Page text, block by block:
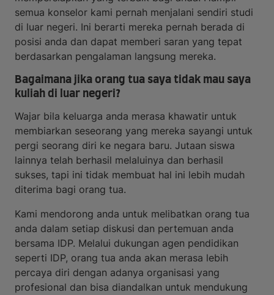
semua konselor kami pernah menjalani sendiri studi
di luar negeri. Ini berarti mereka pernah berada di
posisi anda dan dapat memberi saran yang tepat
berdasarkan pengalaman langsung mereka.
Bagaimana jika orang tua saya tidak mau saya
kuliah di luar negeri?
Wajar bila keluarga anda merasa khawatir untuk
membiarkan seseorang yang mereka sayangi untuk
pergi seorang diri ke negara baru. Jutaan siswa
lainnya telah berhasil melaluinya dan berhasil
sukses, tapi ini tidak membuat hal ini lebih mudah
diterima bagi orang tua.
Kami mendorong anda untuk melibatkan orang tua
anda dalam setiap diskusi dan pertemuan anda
bersama IDP. Melalui dukungan agen pendidikan
seperti IDP, orang tua anda akan merasa lebih
percaya diri dengan adanya organisasi yang
profesional dan bisa diandalkan untuk mendukung